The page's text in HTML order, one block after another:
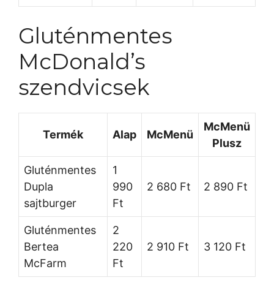
Gluténmentes
McDonald’s
szendvicsek
Termék Alap McMenü
McMenü
Plusz
Gluténmentes
Dupla
sajtburger
1
990
Ft
2 680 Ft 2 890 Ft
Gluténmentes
Bertea
McFarm
2
220
Ft
2 910 Ft 3 120 Ft